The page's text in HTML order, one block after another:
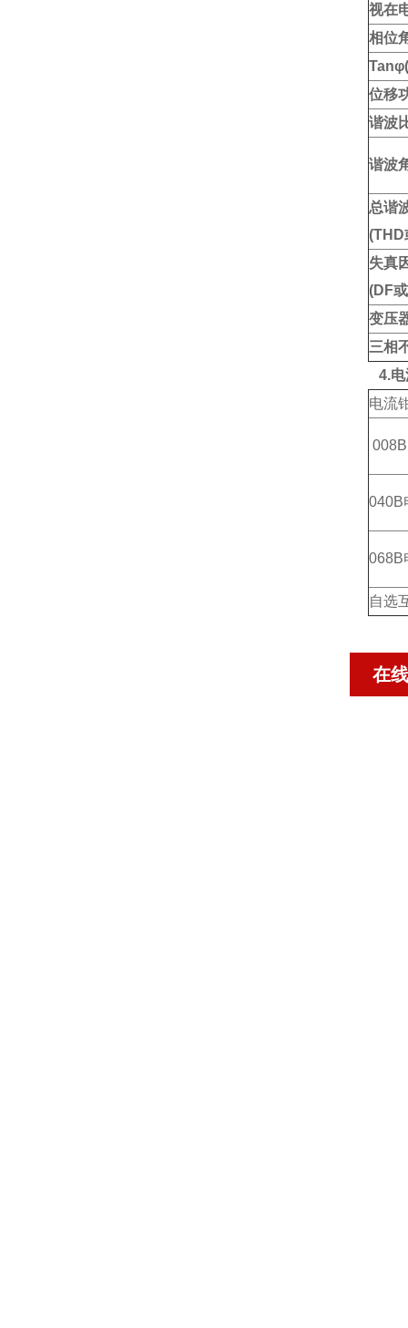
视在
相位
位移
谐波
谐波
总谐
(THD
失真
(DF
变压
三相
4.
电流
040B
068B
自选
在